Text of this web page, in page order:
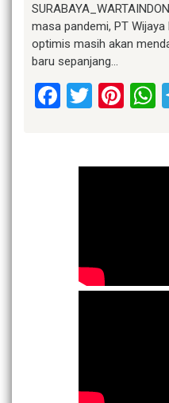
masa pandemi, PT
optimis masih akan
baru sepanjang…
Facebook
Twitter